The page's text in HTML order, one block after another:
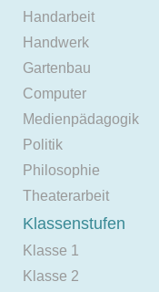
Handarbeit
Handwerk
Gartenbau
Computer
Medienpädagogik
Politik
Philosophie
Theaterarbeit
Klassenstufen
Klasse 1
Klasse 2